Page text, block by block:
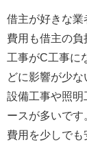
借主が好きな業
費用も借主の
工事がC工事に
どに影響が少
設備工事や照
ースが多いで
費用を少しで